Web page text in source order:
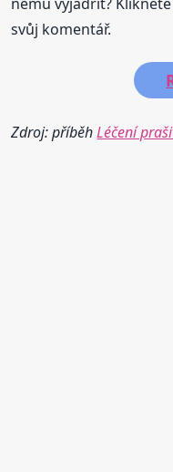
svůj komentář.
Zdroj: příběhLéčení